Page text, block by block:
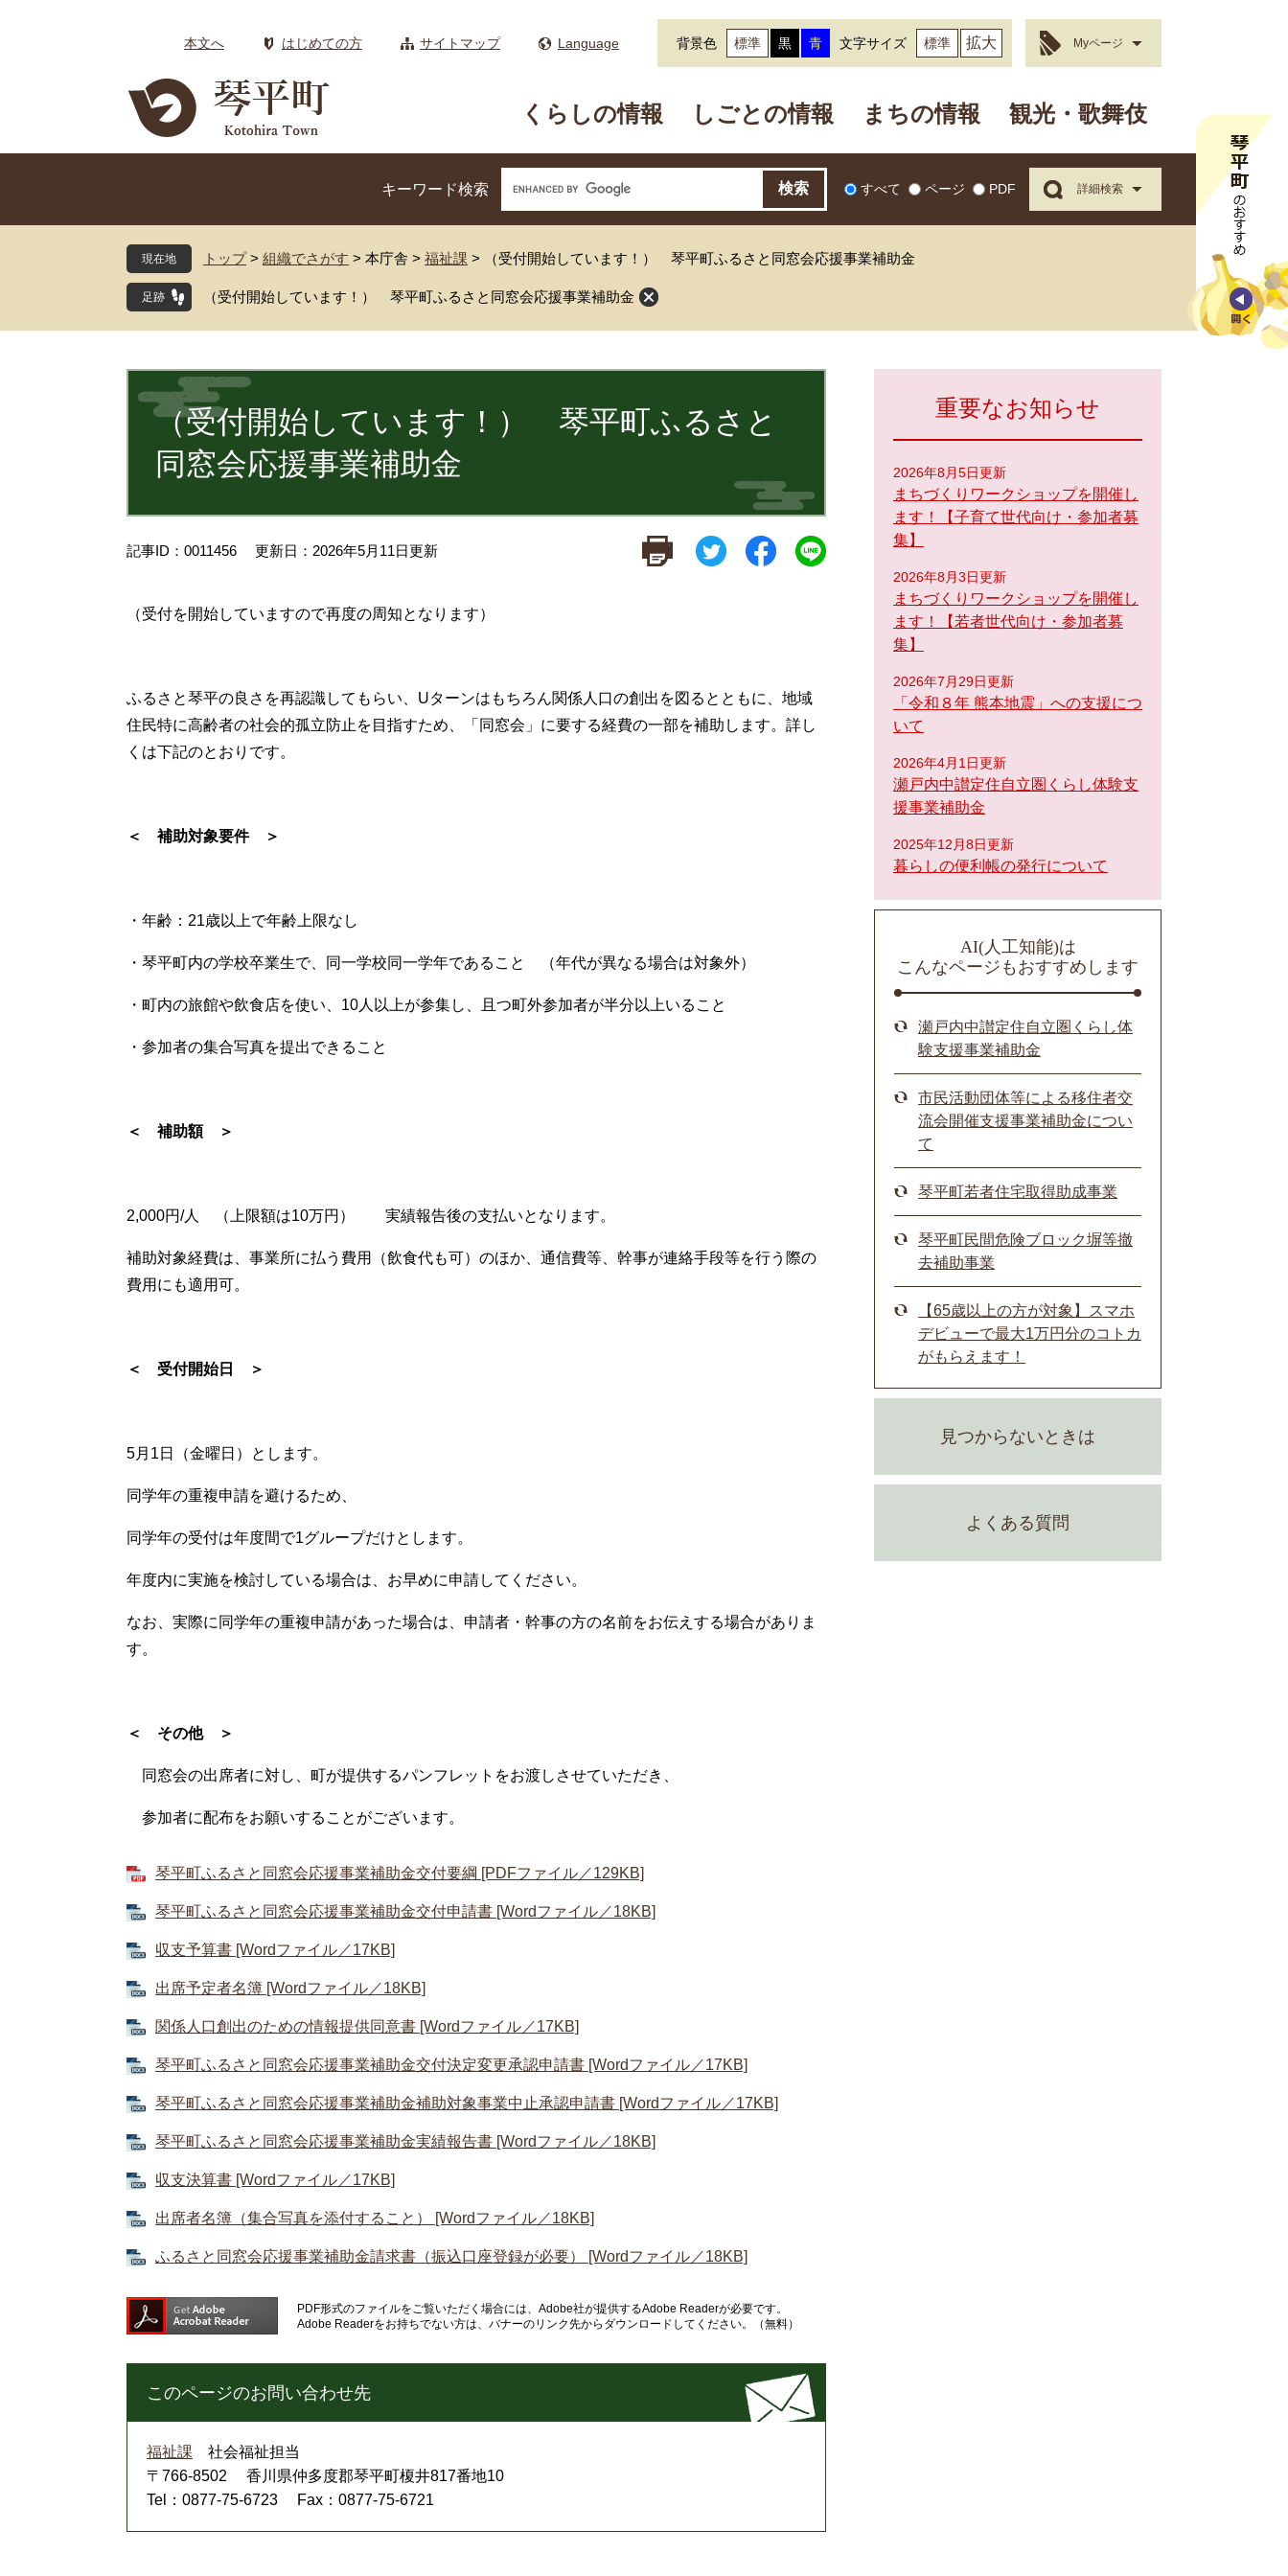
本文へ はじめての方 サイトマップ Language 背景色 標準 黒 青 文字サイズ 標準 拡大 Myページ
くらしの情報 しごとの情報 まちの情報 観光・歌舞伎
キーワード検索 すべて ページ PDF 詳細検索
現在地 トップ > 組織でさがす > 本庁舎 > 福祉課 > （受付開始しています！） 琴平町ふるさと同窓会応援事業補助金
（受付開始しています！） 琴平町ふるさと同窓会応援事業補助金
文
（受付開始しています！） 琴平町ふるさと
同窓会応援事業補助金
記事ID：0011456 更新日：2026年5月11日更新
（受付を開始していますので再度の周知となります）
ふるさと琴平の良さを再認識してもらい、Uターンはもちろん関係人口の創出を図るとともに、地域
住民特に高齢者の社会的孤立防止を目指すため、「同窓会」に要する経費の一部を補助します。詳し
くは下記のとおりです。
＜ 補助対象要件 ＞
・年齢：21歳以上で年齢上限なし
・琴平町内の学校卒業生で、同一学校同一学年であること （年代が異なる場合は対象外）
・町内の旅館や飲食店を使い、10人以上が参集し、且つ町外参加者が半分以上いること
・参加者の集合写真を提出できること
＜ 補助額 ＞
2,000円/人 （上限額は10万円） 実績報告後の支払いとなります。
補助対象経費は、事業所に払う費用（飲食代も可）のほか、通信費等、幹事が連絡手段等を行う際の
費用にも適用可。
＜ 受付開始日 ＞
5月1日（金曜日）とします。
同学年の重複申請を避けるため、
同学年の受付は年度間で1グループだけとします。
年度内に実施を検討している場合は、お早めに申請してください。
なお、実際に同学年の重複申請があった場合は、申請者・幹事の方の名前をお伝えする場合がありま
す。
＜ その他 ＞
同窓会の出席者に対し、町が提供するパンフレットをお渡しさせていただき、
参加者に配布をお願いすることがございます。
琴平町ふるさと同窓会応援事業補助金交付要綱 [PDFファイル／129KB]
琴平町ふるさと同窓会応援事業補助金交付申請書 [Wordファイル／18KB]
収支予算書 [Wordファイル／17KB]
出席予定者名簿 [Wordファイル／18KB]
関係人口創出のための情報提供同意書 [Wordファイル／17KB]
琴平町ふるさと同窓会応援事業補助金交付決定変更承認申請書 [Wordファイル／17KB]
琴平町ふるさと同窓会応援事業補助金補助対象事業中止承認申請書 [Wordファイル／17KB]
琴平町ふるさと同窓会応援事業補助金実績報告書 [Wordファイル／18KB]
収支決算書 [Wordファイル／17KB]
出席者名簿（集合写真を添付すること） [Wordファイル／18KB]
ふるさと同窓会応援事業補助金請求書（振込口座登録が必要） [Wordファイル／18KB]
PDF形式のファイルをご覧いただく場合には、Adobe社が提供するAdobe Readerが必要です。
Adobe Readerをお持ちでない方は、バナーのリンク先からダウンロードしてください。（無料）
このページのお問い合わせ先
福祉課
社会福祉担当
〒766-8502
香川県仲多度郡琴平町榎井817番地10
Tel：0877-75-6723
Fax：0877-75-6721
重要なお知らせ
2026年8月5日更新
まちづくりワークショップを開催し
ます！【子育て世代向け・参加者募
集】
2026年8月3日更新
まちづくりワークショップを開催し
ます！【若者世代向け・参加者募
集】
2026年7月29日更新
「令和８年 熊本地震」への支援につ
いて
2026年4月1日更新
瀬戸内中讃定住自立圏くらし体験支
援事業補助金
2025年12月8日更新
暮らしの便利帳の発行について
AI(人工知能)は
こんなページもおすすめします
瀬戸内中讃定住自立圏くらし体
験支援事業補助金
市民活動団体等による移住者交
流会開催支援事業補助金につい
て
琴平町若者住宅取得助成事業
琴平町民間危険ブロック塀等撤
去補助事業
【65歳以上の方が対象】スマホ
デビューで最大1万円分のコトカ
がもらえます！
見つからないときは
よくある質問